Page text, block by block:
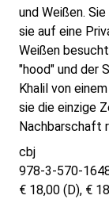
und Weißen.
sie auf eine
Weißen
"hood" und der
Khalil von
sie die einzige
Nachbarschaft
cbj
978-3-570-
€ 18,00 (D), €